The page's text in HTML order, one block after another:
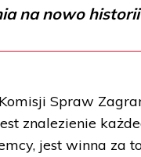
na nowo
Spraw
znalezienie
jest winna za